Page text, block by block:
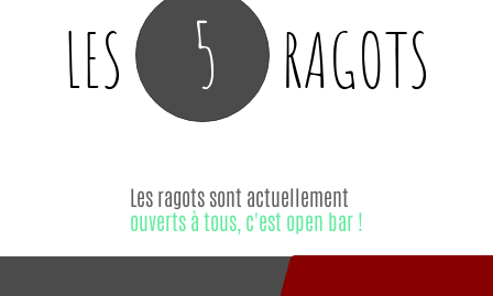
LES 5 RAGOTS
Les ragots sont actuellement
ouverts à tous, c'est open bar !